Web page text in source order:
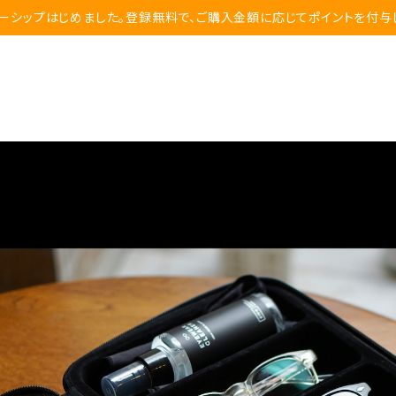
シップはじめました。登録無料で、ご購入金額に応じてポイントを付与